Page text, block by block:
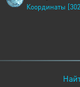
Координаты